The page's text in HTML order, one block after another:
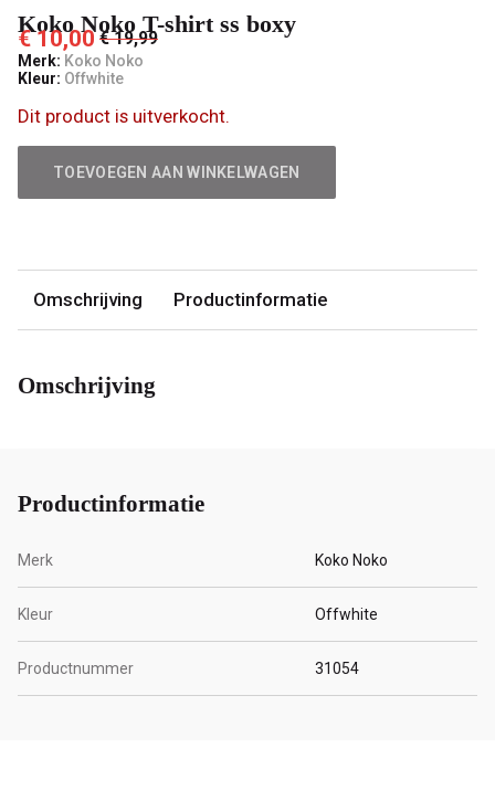
Koko Noko T-shirt ss boxy
€ 10,00 € 19,99
Merk: Koko Noko
Kleur: Offwhite
Dit product is uitverkocht.
TOEVOEGEN AAN WINKELWAGEN
Omschrijving Productinformatie
Omschrijving
Productinformatie
Merk Koko Noko
Kleur Offwhite
Productnummer 31054